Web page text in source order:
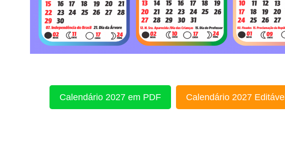
Calendário 2027 em PDF Calendário 2027 Editável